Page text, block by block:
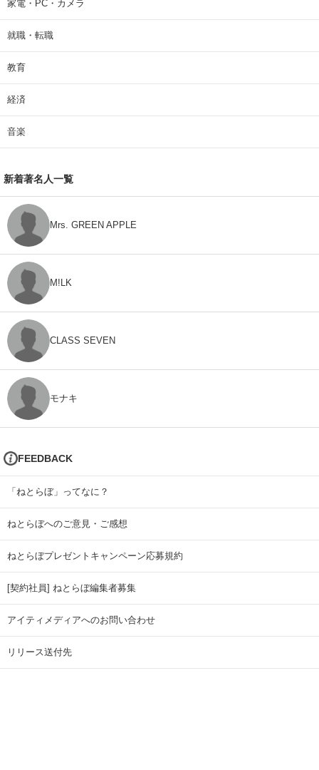
家電・PC・カメラ
就職・転職
教育
経済
音楽
新着著名人一覧
Mrs. GREEN APPLE
M!LK
CLASS SEVEN
モナキ
FEEDBACK
「ねとらぼ」ってなに？
ねとらぼへのご意見・ご感想
ねとらぼプレゼントキャンペーン応募規約
[契約社員] ねとらぼ編集者募集
アイティメディアへのお問い合わせ
リリース送付先